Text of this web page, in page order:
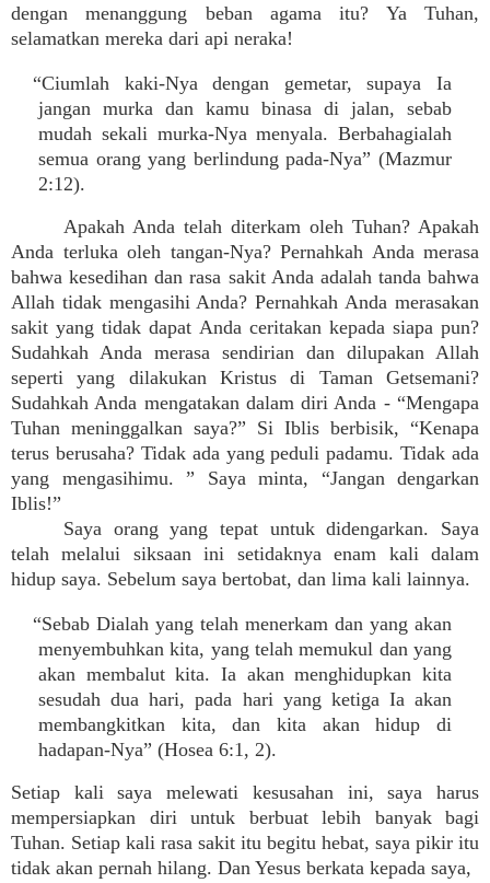
dengan menanggung beban agama itu? Ya Tuhan,
selamatkan mereka dari api neraka!
“Ciumlah kaki-Nya dengan gemetar, supaya Ia
jangan murka dan kamu binasa di jalan, sebab
mudah sekali murka-Nya menyala. Berbahagialah
semua orang yang berlindung pada-Nya” (Mazmur
2:12).
Apakah Anda telah diterkam oleh Tuhan? Apakah
Anda terluka oleh tangan-Nya? Pernahkah Anda merasa
bahwa kesedihan dan rasa sakit Anda adalah tanda bahwa
Allah tidak mengasihi Anda? Pernahkah Anda merasakan
sakit yang tidak dapat Anda ceritakan kepada siapa pun?
Sudahkah Anda merasa sendirian dan dilupakan Allah
seperti yang dilakukan Kristus di Taman Getsemani?
Sudahkah Anda mengatakan dalam diri Anda - “Mengapa
Tuhan meninggalkan saya?” Si Iblis berbisik, “Kenapa
terus berusaha? Tidak ada yang peduli padamu. Tidak ada
yang mengasihimu. ” Saya minta, “Jangan dengarkan
Iblis!”
Saya orang yang tepat untuk didengarkan. Saya
telah melalui siksaan ini setidaknya enam kali dalam
hidup saya. Sebelum saya bertobat, dan lima kali lainnya.
“Sebab Dialah yang telah menerkam dan yang akan
menyembuhkan kita, yang telah memukul dan yang
akan membalut kita. Ia akan menghidupkan kita
sesudah dua hari, pada hari yang ketiga Ia akan
membangkitkan kita, dan kita akan hidup di
hadapan-Nya” (Hosea 6:1, 2).
Setiap kali saya melewati kesusahan ini, saya harus
mempersiapkan diri untuk berbuat lebih banyak bagi
Tuhan. Setiap kali rasa sakit itu begitu hebat, saya pikir itu
tidak akan pernah hilang. Dan Yesus berkata kepada saya,